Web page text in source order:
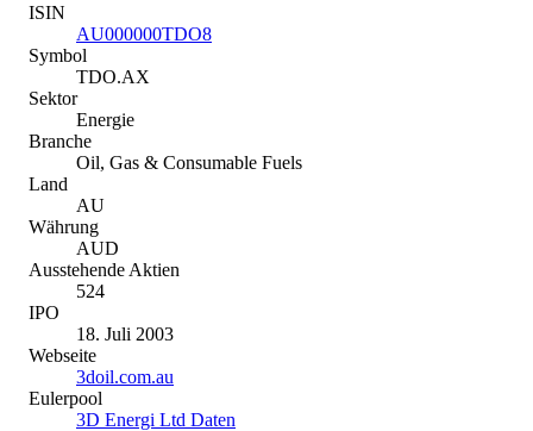
ISIN
AU000000TDO8
Symbol
TDO.AX
Sektor
Energie
Branche
Oil, Gas & Consumable Fuels
Land
AU
Währung
AUD
Ausstehende Aktien
524
IPO
18. Juli 2003
Webseite
3doil.com.au
Eulerpool
3D Energi Ltd Daten